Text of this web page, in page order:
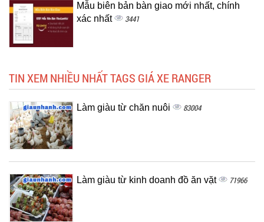
Mẫu biên bản bàn giao mới nhất, chính
xác nhất
3441
TIN XEM NHIỀU NHẤT TAGS GIÁ XE RANGER
Làm giàu từ chăn nuôi 83004
Làm giàu từ kinh doanh đồ ăn vặt 71966